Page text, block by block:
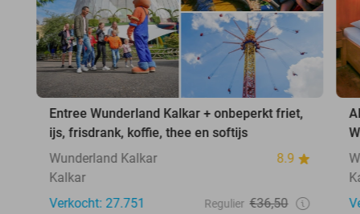
Entree Wunderland Kalkar + onbeperkt friet,
ijs, frisdrank, koffie, thee en softijs
Wunderland Kalkar
8.9
Kalkar
Verkocht: 27.751
Regulier €36,50